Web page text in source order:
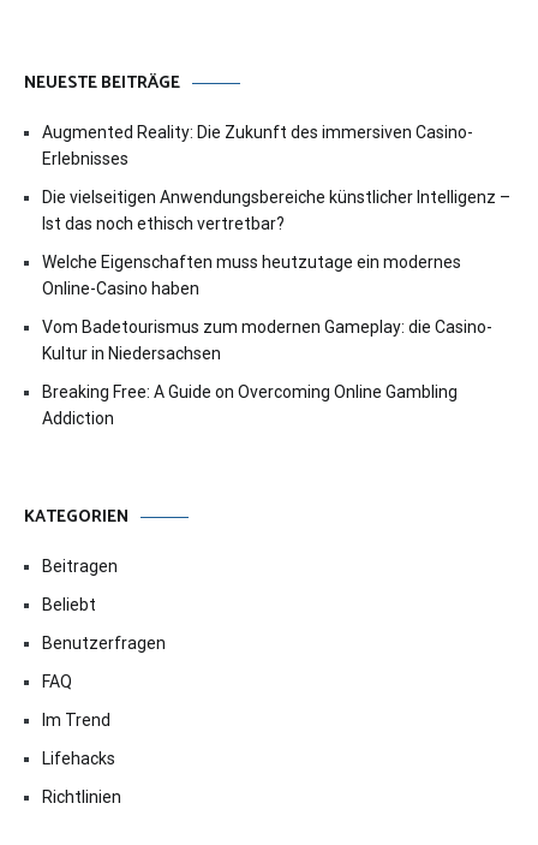
NEUESTE BEITRÄGE
Augmented Reality: Die Zukunft des immersiven Casino-
Erlebnisses
Die vielseitigen Anwendungsbereiche künstlicher Intelligenz –
Ist das noch ethisch vertretbar?
Welche Eigenschaften muss heutzutage ein modernes
Online-Casino haben
Vom Badetourismus zum modernen Gameplay: die Casino-
Kultur in Niedersachsen
Breaking Free: A Guide on Overcoming Online Gambling
Addiction
KATEGORIEN
Beitragen
Beliebt
Benutzerfragen
FAQ
Im Trend
Lifehacks
Richtlinien